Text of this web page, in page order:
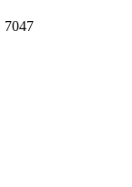
7047